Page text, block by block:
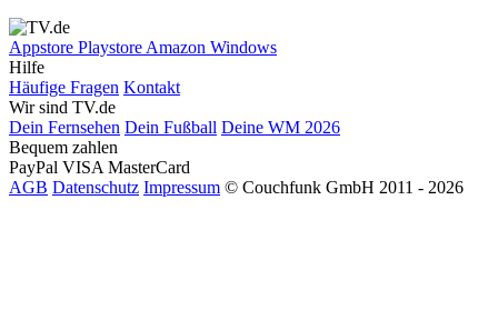
Appstore Playstore Amazon Windows
Hilfe
Häufige Fragen Kontakt
Wir sind TV.de
Dein Fernsehen Dein Fußball Deine WM 2026
Bequem zahlen
PayPal VISA MasterCard
AGB Datenschutz Impressum © Couchfunk GmbH 2011 - 2026